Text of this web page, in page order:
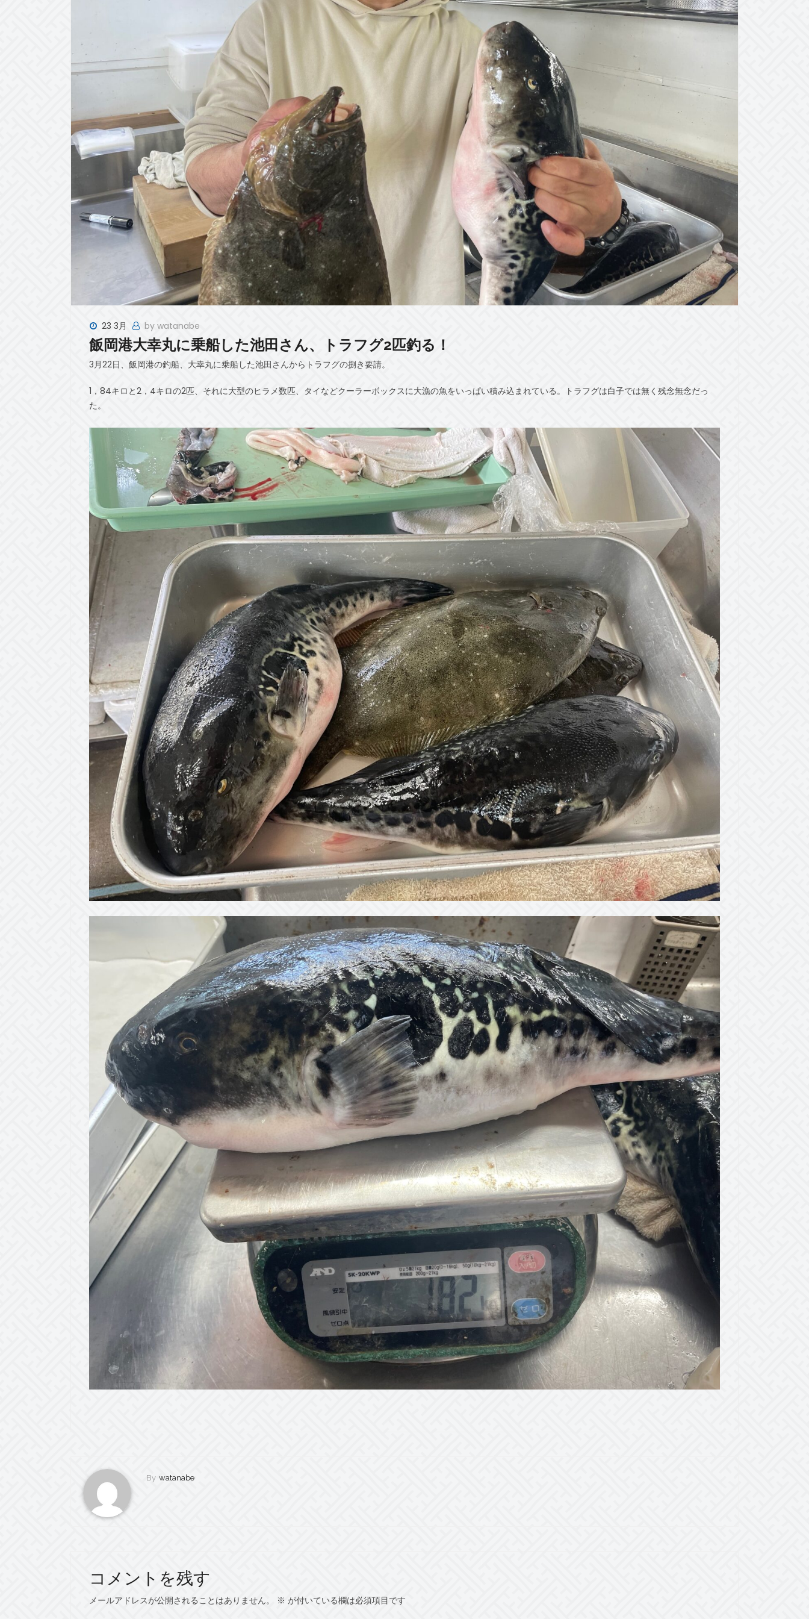
23 3月 by watanabe
飯岡港大幸丸に乗船した池田さん、トラフグ2匹釣る！
3月22日、飯岡港の釣船、大幸丸に乗船した池田さんからトラフグの捌き要請。
1，84キロと2，4キロの2匹、それに大型のヒラメ数匹、タイなどクーラーボックスに大漁の魚をいっぱい積み込まれている。トラフグは白子では無く残念無念だっ
た。
By watanabe
コメントを残す
メールアドレスが公開されることはありません。 ※ が付いている欄は必須項目です